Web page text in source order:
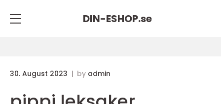
DIN-ESHOP.se
30. August 2023 by admin